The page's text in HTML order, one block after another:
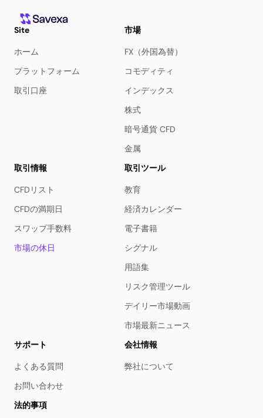
Site
ホーム
プラットフォーム
取引口座
市場
FX（外国為替）
コモディティ
インデックス
株式
暗号通貨 CFD
金属
取引情報
CFDリスト
CFDの満期日
スワップ手数料
市場の休日
取引ツール
教育
経済カレンダー
電子書籍
シグナル
用語集
リスク管理ツール
デイリー市場動画
市場最新ニュース
サポート
よくある質問
お問い合わせ
会社情報
弊社について
法的事項